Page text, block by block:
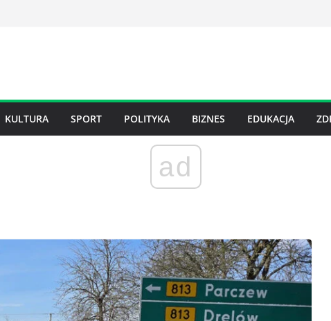
KULTURA SPORT POLITYKA BIZNES EDUKACJA
ad